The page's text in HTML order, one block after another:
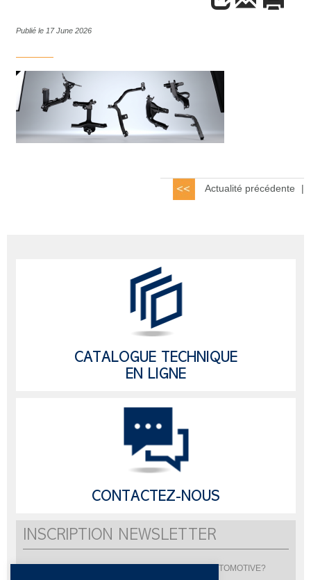
Publié le 17 June 2026
Actualité précédente |
CATALOGUE TECHNIQUE
EN LIGNE
CONTACTEZ-NOUS
INSCRIPTION NEWSLETTER
Vous souhaitez être informé de l'actualité de LISI AUTOMOTIVE?